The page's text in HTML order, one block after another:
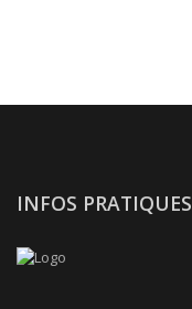
INFOS PRATIQUES